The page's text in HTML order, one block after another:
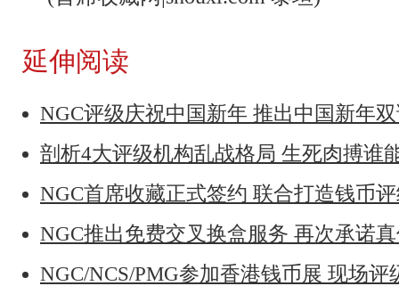
延伸阅读
NGC评级庆祝中国新年 推出中国新年
剖析4大评级机构乱战格局 生死肉搏谁
NGC首席收藏正式签约 联合打造钱币
NGC推出免费交叉换盒服务 再次承诺
NGC/NCS/PMG参加香港钱币展 现场